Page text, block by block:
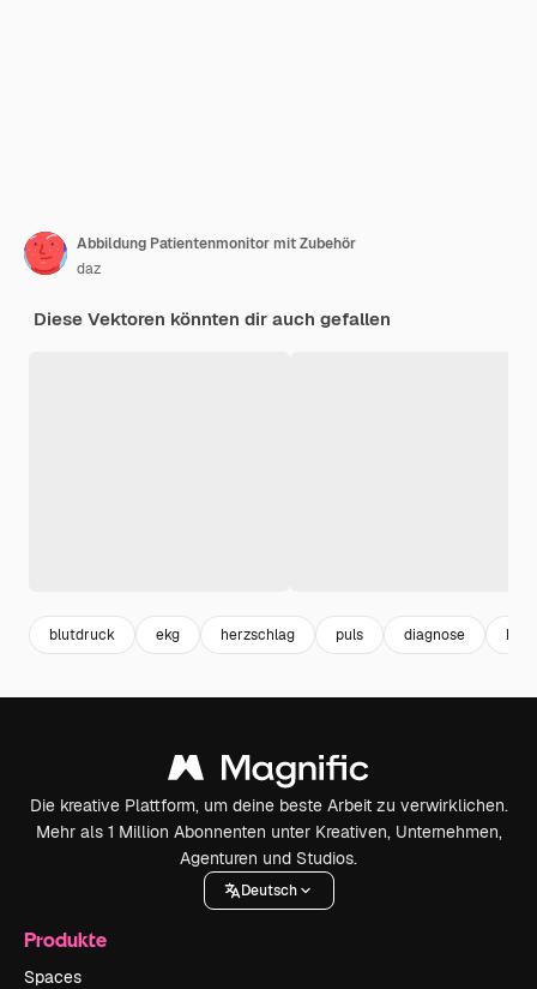
Abbildung Patientenmonitor mit Zubehör
daz
Diese Vektoren könnten dir auch gefallen
blutdruck ekg herzschlag puls diagnose
Die kreative Plattform, um deine beste Arbeit zu verwirklichen.
Mehr als 1 Million Abonnenten unter Kreativen, Unternehmen,
Agenturen und Studios.
Deutsch
Produkte
Spaces